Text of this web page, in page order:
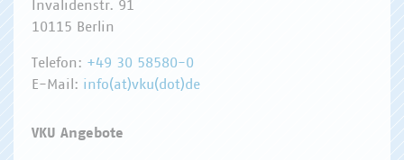
Invalidenstr. 91
10115 Berlin
Telefon: +49 30 58580-0
E-Mail: info(at)vku(dot)de
VKU Angebote